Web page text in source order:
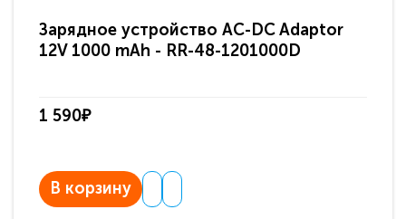
Зарядное устройство AC-DC Adaptor
12V 1000 mAh - RR-48-1201000D
1 590₽
В корзину